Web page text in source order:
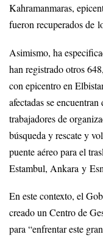
Kahramanmaras,
fueron recuperados de
Asimismo, ha
han registrado otros
con epicentro en
afectadas se
trabajadores de
búsqueda y rescate y
puente aéreo para el
Estambul, Ankara y
En este contexto, el
creado un Centro de
para “enfrentar este